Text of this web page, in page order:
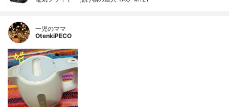
一児のママ
OtenkiPECO